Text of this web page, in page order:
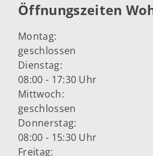
Öffnungszeiten
Montag:
geschlossen
Dienstag:
08:00 - 17:30 Uhr
Mittwoch:
geschlossen
Donnerstag:
08:00 - 15:30 Uhr
Freitag: